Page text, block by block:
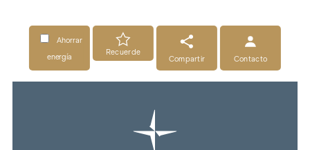
Ahorrar
energía
Recuerde
Compartir
Contacto